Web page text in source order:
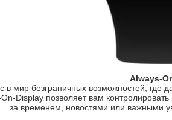
Always-
в мир безграничных возможностей,
Display позволяет вам
за временем, новостями или важными